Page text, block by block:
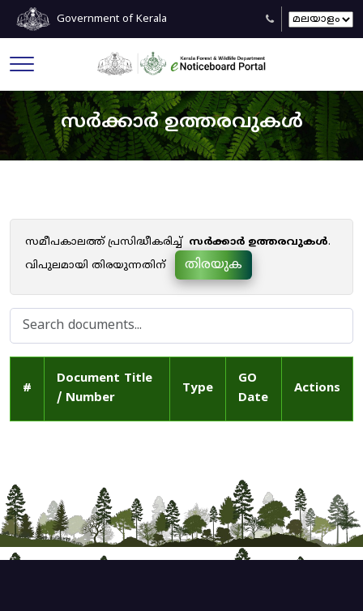
Government of Kerala
സർക്കാർ ഉത്തരവുകൾ
സമീപകാലത്ത് പ്രസിദ്ധീകരിച്ച് സർക്കാർ ഉത്തരവുകൾ.
വിപുലമായി തിരയുന്നതിന്
തിരയുക
#
Document Title
/ Number
Type
GO
Date
Actions